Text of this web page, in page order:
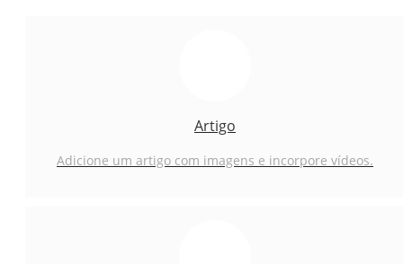
Artigo
Adicione um artigo com imagens e incorpore vídeos.